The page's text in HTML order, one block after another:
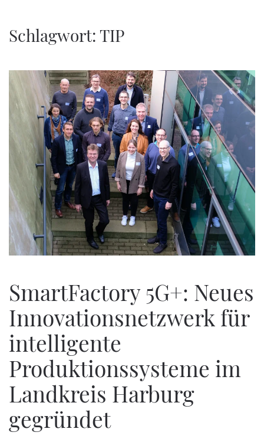
Zum Hauptinhalt springen
Schlagwort:TIP
SmartFactory 5G+: Neues
Innovationsnetzwerk für
intelligente
Produktionssysteme im
Landkreis Harburg
gegründet